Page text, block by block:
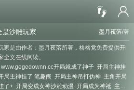
墨月夜落/著
是沙雕玩家
家是由作者：墨月夜落所著，格格党免费提供开
文在线阅读。
开局就成了神子 开局主神挂
局主神挂了 笔趣阁 开局主神吊打伪神 主角开局
了+ 开局变成女神沙雕动漫 开局成为神祗 主角